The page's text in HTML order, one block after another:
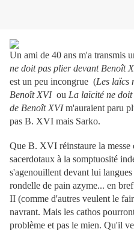
Un ami de 40 ans m'a transmis
ne doit pas plier devant Benoît
est un peu incongrue (Les laïcs
Benoît XVI ou La laïcité ne
de Benoît XVIm'auraient paru
pas B. XVI mais Sarko.
Que B. XVI réinstaure la messe
sacerdotaux à la somptuosité
s'agenouillent devant lui
rondelle de pain azyme... en
II (comme d'autres veulent le
navrant. Mais les cathos
problème et pas le mien. Qu'il